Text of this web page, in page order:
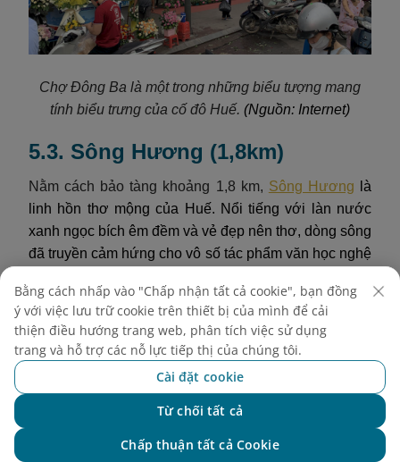
Chợ Đông Ba là một trong những biểu tượng mang
tính biểu trưng của cố đô Huế. (Nguồn: Internet)
5.3. Sông Hương (1,8km)
Nằm cách bảo tàng khoảng 1,8 km, Sông Hương
là
linh hồn thơ mộng của Huế. Nổi tiếng với làn nước
xanh ngọc bích êm đềm và vẻ đẹp nên thơ, dòng sông
đã truyền cảm hứng cho vô số tác phẩm văn học nghệ
ngưỡng cảnh đẹp nên thơ, mà còn có thể thong thả
dạo thuyền, đặc biệt là vào buổi tối và thưởng thức
những làn điệu dân ca Huế truyền thống được biểu
diễn trực tiếp trên thuyền. Dòng sông còn dẫn đến
nhiều di tích tâm linh và lịch sử như Chùa Thiên Mụ
và Điện Hòn Chén, mang đến một trải nghiệm văn
Bằng cách nhấp vào "Chấp nhận tất cả cookie", bạn đồng
ý với việc lưu trữ cookie trên thiết bị của mình để cải
thiện điều hướng trang web, phân tích việc sử dụng
trang và hỗ trợ các nỗ lực tiếp thị của chúng tôi.
Cài đặt cookie
Từ chối tất cả
Chấp thuận tất cả Cookie